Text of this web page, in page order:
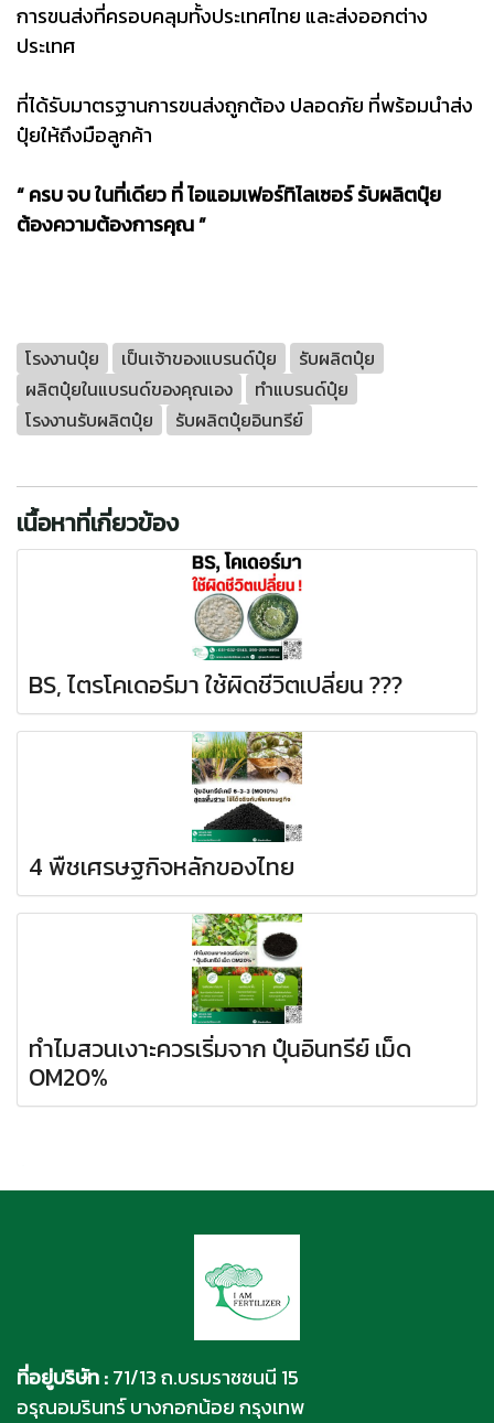
การขนส่งที่ครอบคลุมทั้งประเทศไทย และส่งออกต่าง
ประเทศ
ที่ได้รับมาตรฐานการขนส่งถูกต้อง ปลอดภัย ที่พร้อมนำส่ง
ปุ๋ยให้ถึงมือลูกค้า
“ ครบ จบ ในที่เดียว ที่ ไอแอมเฟอร์ทิไลเซอร์ รับผลิตปุ๋ย
ต้องความต้องการคุณ ”
โรงงานปุ๋ย เป็นเจ้าของแบรนด์ปุ๋ย
รับผลิตปุ๋ย
ผลิตปุ๋ยในแบรนด์ของคุณเอง
ทำแบรนด์ปุ๋ย
โรงงานรับผลิตปุ๋ย
รับผลิตปุ๋ยอินทรีย์
เนื้อหาที่เกี่ยวข้อง
BS, ไตรโคเดอร์มา ใช้ผิดชีวิตเปลี่ยน ???
4 พืชเศรษฐกิจหลักของไทย
ทำไมสวนเงาะควรเริ่มจาก ปุ๋นอินทรีย์ เม็ด
OM20%
ที่อยู่บริษัท :71/13 ถ.บรมราชชนนี 15
อรุณอมรินทร์ บางกอกน้อย กรุงเทพ